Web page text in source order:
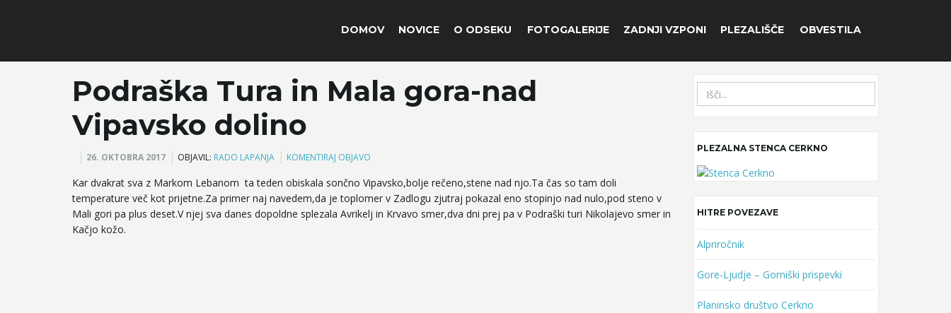
DOMOV NOVICE O ODSEKU FOTOGALERIJE ZADNJI VZPONI PLEZALIŠČE OBVESTILA
Podraška Tura in Mala gora-nad
Vipavsko dolino
26. OKTOBRA 2017 OBJAVIL: RADO LAPANJA KOMENTIRAJ OBJAVO
Kar dvakrat sva z Markom Lebanom ta teden obiskala sončno Vipavsko,bolje rečeno,stene nad njo.Ta čas so tam doli
temperature več kot prijetne.Za primer naj navedem,da je toplomer v Zadlogu zjutraj pokazal eno stopinjo nad nulo,pod steno v
Mali gori pa plus deset.V njej sva danes dopoldne splezala Avrikelj in Krvavo smer,dva dni prej pa v Podraški turi Nikolajevo smer in
Kačjo kožo.
e
a
r
c
h
k
e
y
w
o
r
d
PLEZALNA STENCA CERKNO
HITRE POVEZAVE
Alpriročnik
Gore-Ljudje – Gorniški prispevki
Planinsko društvo Cerkno